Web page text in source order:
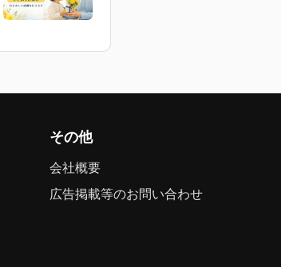
その他
会社概要
広告掲載等のお問い合わせ